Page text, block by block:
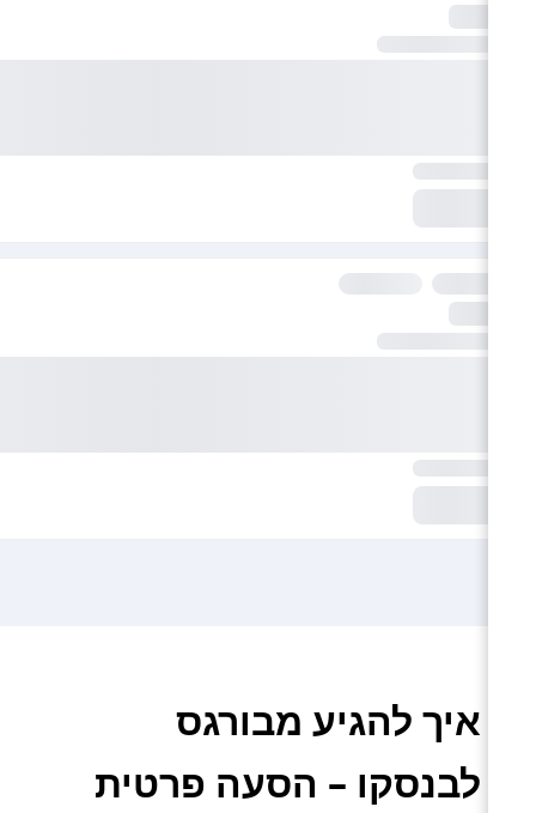
איך להגיע מבורגס
לבנסקו – הסעה פרטית